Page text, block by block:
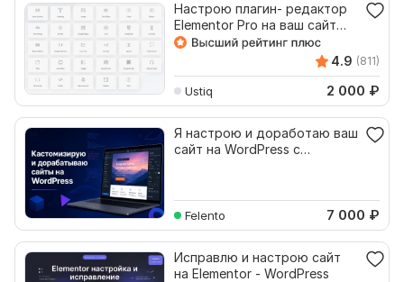
Настрою плагин- редактор
Elementor Pro на ваш сайт
WordPress
4.9 (811)
Ustiq 2 000 ₽
Я настрою и доработаю ваш
сайт на WordPress с
Felento 7 000 ₽
Исправлю и настрою сайт
на Elementor - WordPress